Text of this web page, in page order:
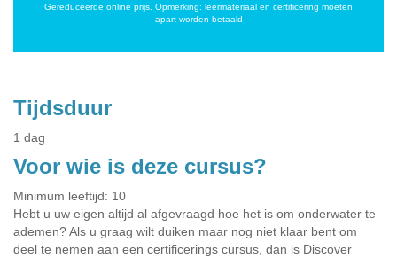
Gereduceerde online prijs. Opmerking: leermateriaal en certificering moeten
apart worden betaald
Tijdsduur
1 dag
Voor wie is deze cursus?
Minimum leeftijd: 10
Hebt u uw eigen altijd al afgevraagd hoe het is om onderwater te
ademen? Als u graag wilt duiken maar nog niet klaar bent om
deel te nemen aan een certificerings cursus, dan is Discover